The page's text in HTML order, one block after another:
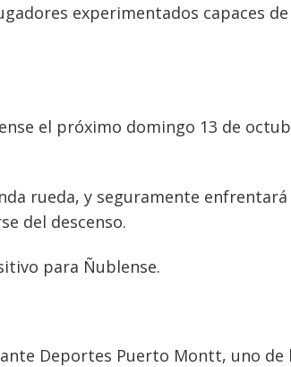
experimentados capaces
el próximo domingo 13 de
rueda, y seguramente enfrentará
del descenso.
para Ñublense.
Deportes Puerto Montt, uno de